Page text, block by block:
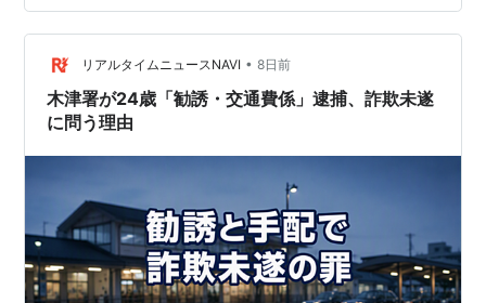
発生しています。 詐欺の恐ろしいところは、お金を失う
経済的なダメージだけでなく、「自分が騙されてしまっ
た」「家族に迷惑をかけてしまった」という深…
リアルタイムニュースNAVI • 8日前
木津署が24歳「勧誘・交通費係」逮捕、詐欺未遂
に問う理由